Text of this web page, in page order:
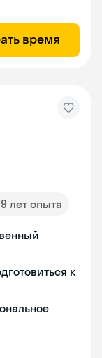
время
лет опыта
к